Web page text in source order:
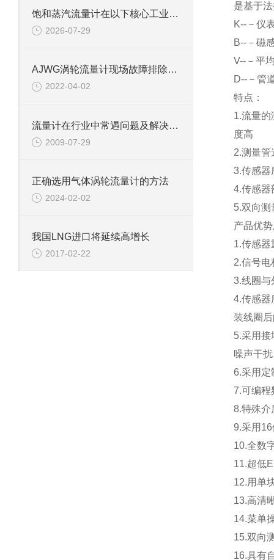
饱和蒸汽流量计在以下核心工业领域发挥着关键作用
2026-07-29
AJWG涡轮流量计现场故障排除方法
2022-04-02
流量计在行业中常遇问题及解决方案
2009-07-29
正确选用气体涡轮流量计的方法
2024-02-02
我国LNG进口将延续高增长
2017-02-22
是基于
K--－仪
B--－磁
V--－平
D--－管
特点：
1.流量的
度高
2.测量管
3.传感器
4.传感器
5.双向测
产品优
1.传感器
2.信号电
3.线圈与
4.传感器
装线圈
5.采用接
噪声干
6.采用定
7.可编程
8.特殊介
9.采用
10.全数
11.超低
12.用单
13.高清
14.菜单
15.双向
16.具有